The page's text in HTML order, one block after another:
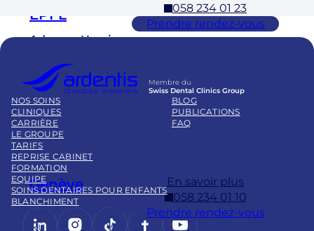
EPFL
Adresse
Louis-
Favre 6d
1024
Ecublen
s
Horaires
7h – 19h
Sa : 8h –
058 234 01 23
Prendre rendez-vous
Genève
Adresse
Rue
Lu – Ve :
En savoir plus
058 234 01 10
Prendre rendez-vous
Membre du
Swiss Dental Clinics Group
NOS SOINS
CLINIQUES
CARRIÈRE
LE GROUPE
TARIFS
BLOG
PUBLICATIONS
FAQ
REPRISE CABINET
FORMATION
EQUIPE
SOINS DENTAIRES POUR ENFANTS
BLANCHIMENT
LinkedInInstagram
https://www.tiktok.com/
Facebook
YouTube